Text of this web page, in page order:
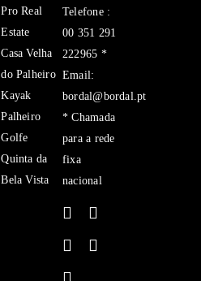
Pro Real
Estate
Casa Velha
do Palheiro
Kayak
Palheiro
Golfe
Quinta da
Bela Vista
Telefone :
00 351 291
222965 *
Email:
bordal@bordal.pt
* Chamada
para a rede
fixa
nacional